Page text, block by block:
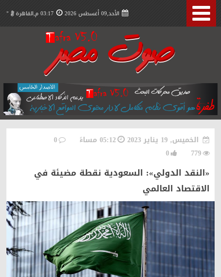
الأحد,09 أغسطس 2026 03:17 م,القاهرة °
الخميس, 19 يناير 2023 05:12 مساءً
0
779
0
«النقد الدولي»: السعودية نقطة مضيئة في
الاقتصاد العالمي